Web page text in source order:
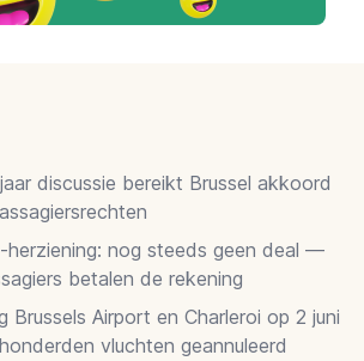
discussie bereikt Brussel akkoord
herziening: nog steeds geen deal —
betalen de rekening
Brussels Airport en Charleroi op 2 juni
vluchten geannuleerd